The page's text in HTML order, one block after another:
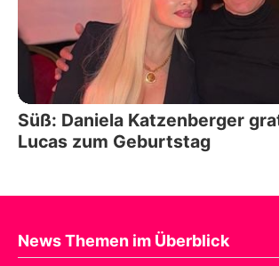
Süß: Daniela Katzenberger
Lucas zum Geburtstag
News Themen im Überblick